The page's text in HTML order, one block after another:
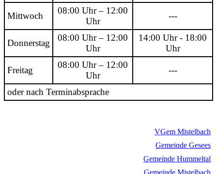
Mittwoch
08:00 Uhr – 12:00
Uhr
---
Donnerstag
08:00 Uhr – 12:00
Uhr
14:00 Uhr - 18:00
Uhr
Freitag
08:00 Uhr – 12:00
Uhr
---
oder nach Terminabsprache
VGem Mistelbach
Gemeinde Gesees
Gemeinde Hummeltal